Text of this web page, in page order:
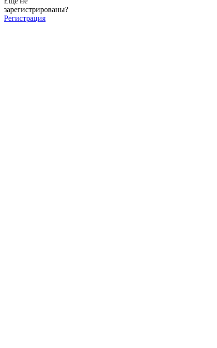
зарегистрированы?
Регистрация